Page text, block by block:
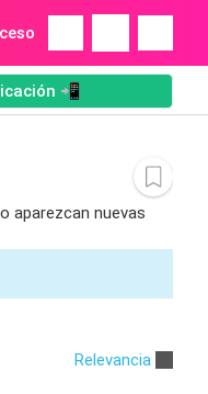
📲
aparezcan nuevas
Relevancia